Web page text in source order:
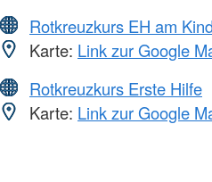
Rotkreuzkurs EH am Kind
Karte: Link zur Google
Rotkreuzkurs Erste Hilfe
Karte: Link zur Google